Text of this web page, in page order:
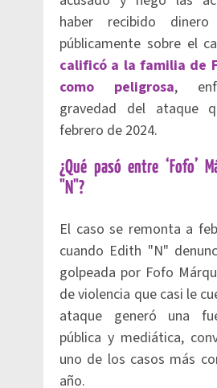
haber recibido
públicamente sobre el
calificó a la familia de
como peligrosa,
gravedad del ataque
febrero de 2024.
¿Qué pasó entre ‘Fofo’
"N"?
El caso se remonta a
cuando Edith "N"
golpeada por Fofo
de violencia que casi le
ataque generó una
pública y mediática,
uno de los casos más
año.